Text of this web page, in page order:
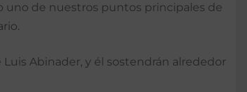
uno de nuestros puntos principales de
Abinader, y él sostendrán alrededor